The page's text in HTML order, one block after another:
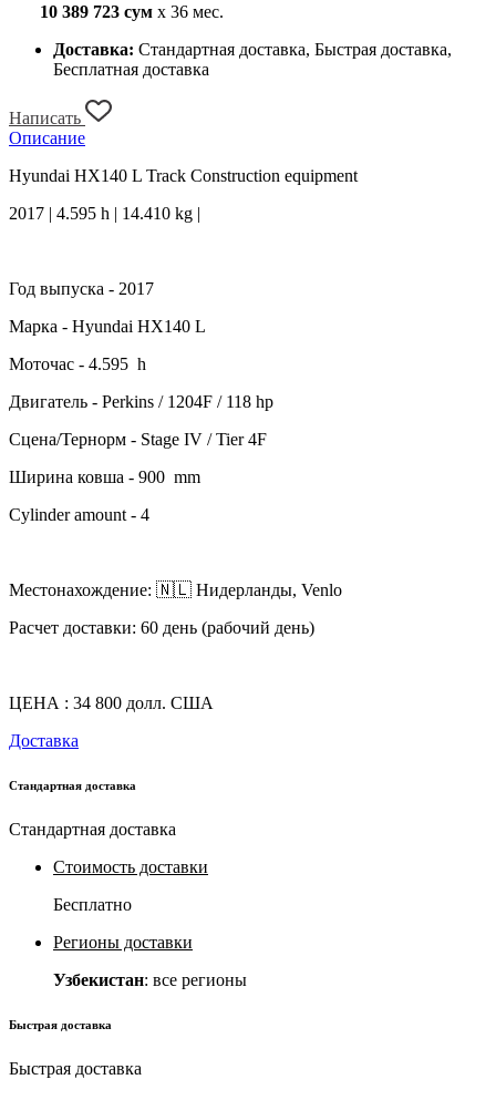
10 389 723 сум x 36 мес.
Доставка: Стандартная доставка, Быстрая доставка,
Бесплатная доставка
Написать
Описание
Hyundai HX140 L Track Construction equipment
2017 | 4.595 h | 14.410 kg |
Год выпуска - 2017
Марка - Hyundai HX140 L
Моточас - 4.595 h
Двигатель - Perkins / 1204F / 118 hp
Сцена/Тернорм - Stage IV / Tier 4F
Ширина ковша - 900 mm
Cylinder amount - 4
Местонахождение: 🇳🇱 Нидерланды, Venlo
Расчет доставки: 60 день (рабочий день)
ЦЕНА : 34 800 долл. США
Доставка
Стандартная доставка
Стандартная доставка
Стоимость доставки
Бесплатно
Регионы доставки
Узбекистан: все регионы
Быстрая доставка
Быстрая доставка